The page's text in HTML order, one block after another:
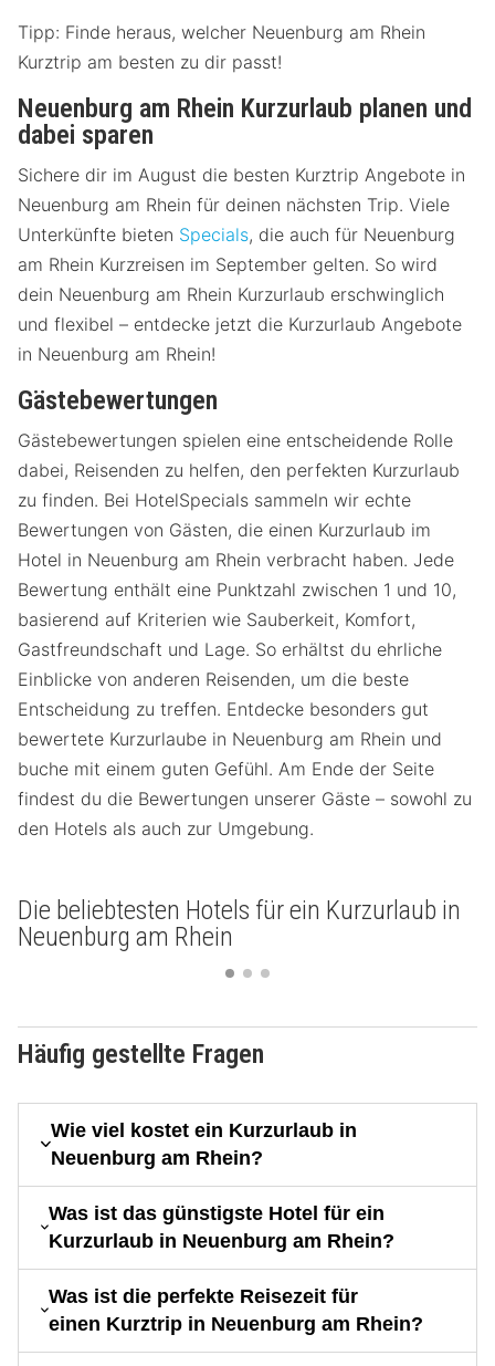
Tipp: Finde heraus, welcher Neuenburg am Rhein
Kurztrip am besten zu dir passt!
Neuenburg am Rhein Kurzurlaub planen und
dabei sparen
Sichere dir im August die besten Kurztrip Angebote in
Neuenburg am Rhein für deinen nächsten Trip. Viele
Unterkünfte bieten Specials, die auch für Neuenburg
am Rhein Kurzreisen im September gelten. So wird
dein Neuenburg am Rhein Kurzurlaub erschwinglich
und flexibel – entdecke jetzt die Kurzurlaub Angebote
in Neuenburg am Rhein!
Gästebewertungen
Gästebewertungen spielen eine entscheidende Rolle
dabei, Reisenden zu helfen, den perfekten Kurzurlaub
zu finden. Bei HotelSpecials sammeln wir echte
Bewertungen von Gästen, die einen Kurzurlaub im
Hotel in Neuenburg am Rhein verbracht haben. Jede
Bewertung enthält eine Punktzahl zwischen 1 und 10,
basierend auf Kriterien wie Sauberkeit, Komfort,
Gastfreundschaft und Lage. So erhältst du ehrliche
Einblicke von anderen Reisenden, um die beste
Entscheidung zu treffen. Entdecke besonders gut
bewertete Kurzurlaube in Neuenburg am Rhein und
buche mit einem guten Gefühl. Am Ende der Seite
findest du die Bewertungen unserer Gäste – sowohl zu
den Hotels als auch zur Umgebung.
Die beliebtesten Hotels für ein Kurzurlaub in
Neuenburg am Rhein
Häufig gestellte Fragen
Wie viel kostet ein Kurzurlaub in
Neuenburg am Rhein?
Was ist das günstigste Hotel für ein
Kurzurlaub in Neuenburg am Rhein?
Was ist die perfekte Reisezeit für
einen Kurztrip in Neuenburg am Rhein?